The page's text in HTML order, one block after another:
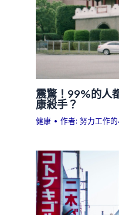
震驚！99%的人
康殺手？
健康 • 作者:努力工作的